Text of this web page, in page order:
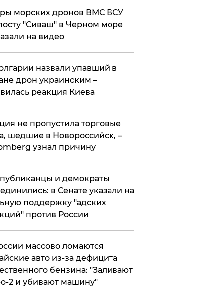
морских дронов ВМС ВСУ
"Сиваш" в Черном море
на видео
назвали упавший в
дрон украинским –
реакция Киева
не пропустила торговые
шедшие в Новороссийск, –
узнал причину
и демократы
в Сенате указали на
поддержку "адских
против России
массово ломаются
авто из-за дефицита
бензина: "Заливают
2 и убивают машину"